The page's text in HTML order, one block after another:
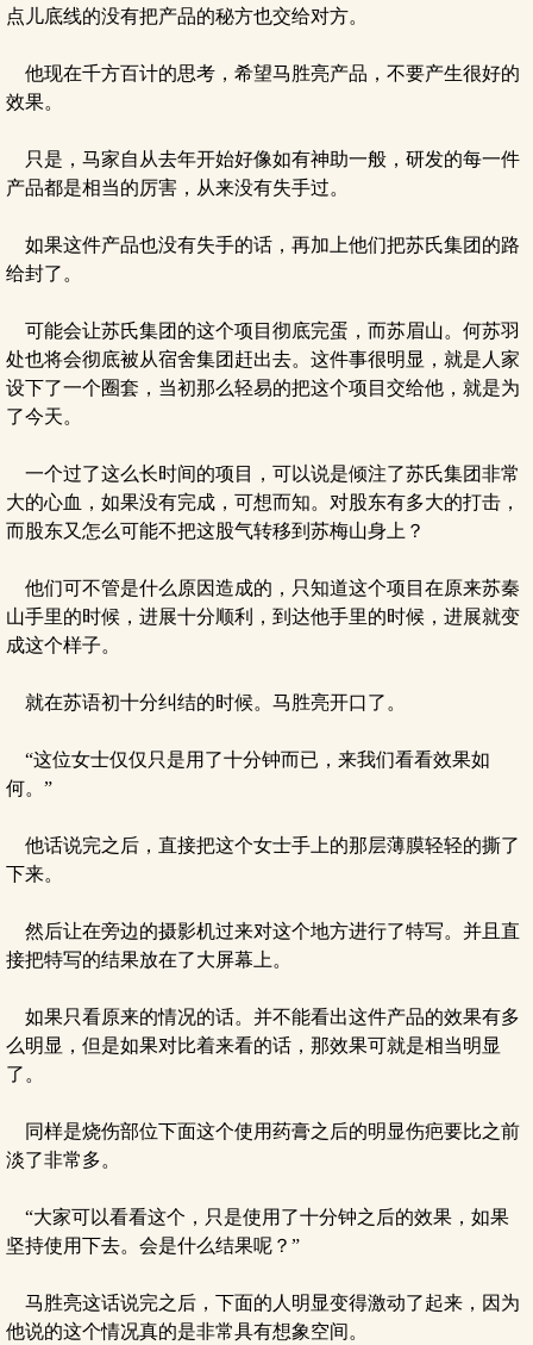
点儿底线的没有把产品的秘方也交给对方。
他现在千方百计的思考，希望马胜亮产品，不要产生很好的
效果。
只是，马家自从去年开始好像如有神助一般，研发的每一件
产品都是相当的厉害，从来没有失手过。
如果这件产品也没有失手的话，再加上他们把苏氏集团的路
给封了。
可能会让苏氏集团的这个项目彻底完蛋，而苏眉山。何苏羽
处也将会彻底被从宿舍集团赶出去。这件事很明显，就是人家
设下了一个圈套，当初那么轻易的把这个项目交给他，就是为
了今天。
一个过了这么长时间的项目，可以说是倾注了苏氏集团非常
大的心血，如果没有完成，可想而知。对股东有多大的打击，
而股东又怎么可能不把这股气转移到苏梅山身上？
他们可不管是什么原因造成的，只知道这个项目在原来苏秦
山手里的时候，进展十分顺利，到达他手里的时候，进展就变
成这个样子。
就在苏语初十分纠结的时候。马胜亮开口了。
“这位女士仅仅只是用了十分钟而已，来我们看看效果如
何。”
他话说完之后，直接把这个女士手上的那层薄膜轻轻的撕了
下来。
然后让在旁边的摄影机过来对这个地方进行了特写。并且直
接把特写的结果放在了大屏幕上。
如果只看原来的情况的话。并不能看出这件产品的效果有多
么明显，但是如果对比着来看的话，那效果可就是相当明显
了。
同样是烧伤部位下面这个使用药膏之后的明显伤疤要比之前
淡了非常多。
“大家可以看看这个，只是使用了十分钟之后的效果，如果
坚持使用下去。会是什么结果呢？”
马胜亮这话说完之后，下面的人明显变得激动了起来，因为
他说的这个情况真的是非常具有想象空间。